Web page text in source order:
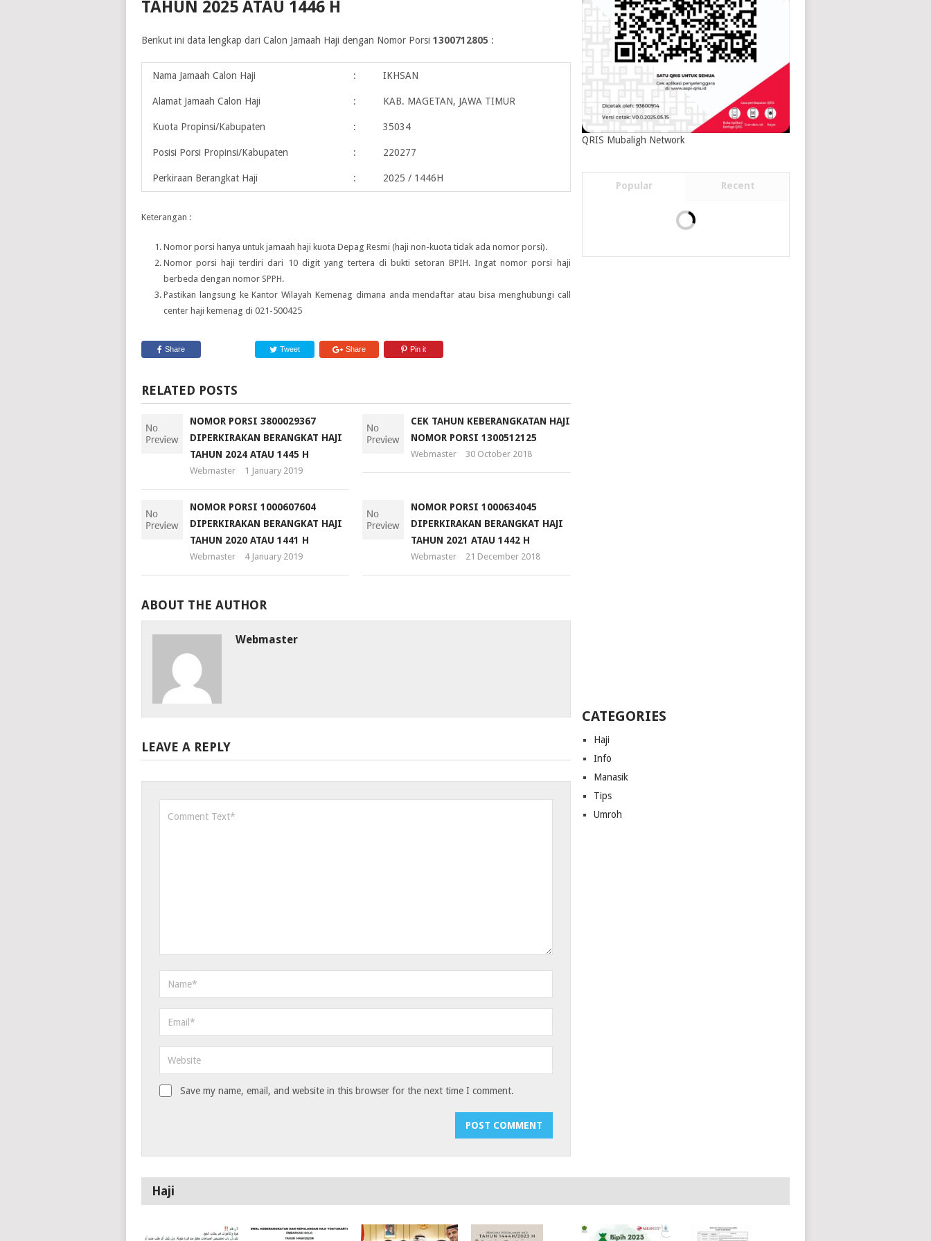
TAHUN 2025 ATAU 1446 H
Berikut ini data lengkap dari Calon Jamaah Haji dengan Nomor Porsi 1300712805 :
Nama Jamaah Calon Haji : IKHSAN
Alamat Jamaah Calon Haji : KAB. MAGETAN, JAWA TIMUR
Kuota Propinsi/Kabupaten : 35034
Posisi Porsi Propinsi/Kabupaten : 220277
Perkiraan Berangkat Haji : 2025 / 1446H
Keterangan :
Nomor porsi hanya untuk jamaah haji kuota Depag Resmi (haji non-kuota tidak ada nomor porsi).
Nomor porsi haji terdiri dari 10 digit yang tertera di bukti setoran BPIH. Ingat nomor porsi haji
berbeda dengan nomor SPPH.
Pastikan langsung ke Kantor Wilayah Kemenag dimana anda mendaftar atau bisa menghubungi call
center haji kemenag di 021-500425
Share Tweet Share Pin it
RELATED POSTS
NOMOR PORSI 3800029367
DIPERKIRAKAN BERANGKAT HAJI
TAHUN 2024 ATAU 1445 H
Webmaster 1 January 2019
CEK TAHUN KEBERANGKATAN HAJI
NOMOR PORSI 1300512125
Webmaster 30 October 2018
NOMOR PORSI 1000607604
DIPERKIRAKAN BERANGKAT HAJI
TAHUN 2020 ATAU 1441 H
Webmaster 4 January 2019
NOMOR PORSI 1000634045
DIPERKIRAKAN BERANGKAT HAJI
TAHUN 2021 ATAU 1442 H
Webmaster 21 December 2018
ABOUT THE AUTHOR
Webmaster
LEAVE A REPLY
Save my name, email, and website in this browser for the next time I comment.
QRIS Mubaligh Network
Popular Recent
CATEGORIES
Haji
Info
Manasik
Tips
Umroh
Haji